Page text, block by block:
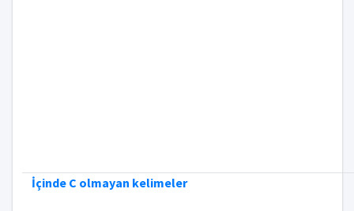
İçinde C olmayan kelimeler